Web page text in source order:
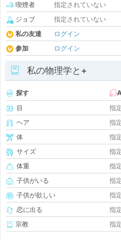
喫煙者
指定されていない
ジョブ
指定されていない
私の友達
ログイン
参加
ログイン
私の物理学と+
探す
目
指
ヘア
指
体
指
サイズ
指
体重
指
子供がいる
指
子供が欲しい
指
恋に出る
指
宗教
指